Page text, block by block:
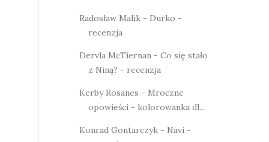
Radosław Malik - Durko -
recenzja
Dervla McTiernan - Co się stało
z Niną? - recenzja
Kerby Rosanes - Mroczne
opowieści - kolorowanka dl...
Konrad Gontarczyk - Navi -